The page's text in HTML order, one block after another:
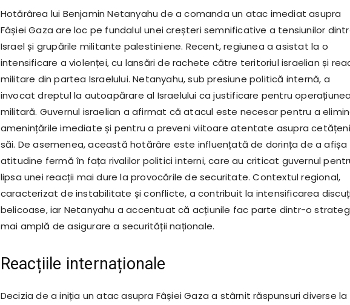
Hotărârea lui Benjamin Netanyahu de a comanda un atac imediat asupra
Fâșiei Gaza are loc pe fundalul unei creșteri semnificative a tensiunilor
Israel și grupările militante palestiniene. Recent, regiunea a asistat la o
intensificare a violenței, cu lansări de rachete către teritoriul israelian și
militare din partea Israelului. Netanyahu, sub presiune politică internă, a
invocat dreptul la autoapărare al Israelului ca justificare pentru operațiunea
militară. Guvernul israelian a afirmat că atacul este necesar pentru a
amenințările imediate și pentru a preveni viitoare atentate asupra
săi. De asemenea, această hotărâre este influențată de dorința de a afișa
atitudine fermă în fața rivalilor politici interni, care au criticat guvernul
lipsa unei reacții mai dure la provocările de securitate. Contextul regional,
caracterizat de instabilitate și conflicte, a contribuit la intensificarea
belicoase, iar Netanyahu a accentuat că acțiunile fac parte dintr-o
mai amplă de asigurare a securității naționale.
Reacțiile internaționale
Decizia de a iniția un atac asupra Fâșiei Gaza a stârnit răspunsuri diverse la